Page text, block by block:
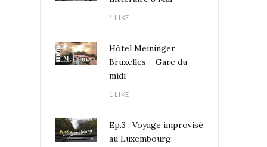
1 LIKE
Hôtel Meininger
Bruxelles – Gare du
midi
1 LIKE
Ep.3 : Voyage improvisé
au Luxembourg